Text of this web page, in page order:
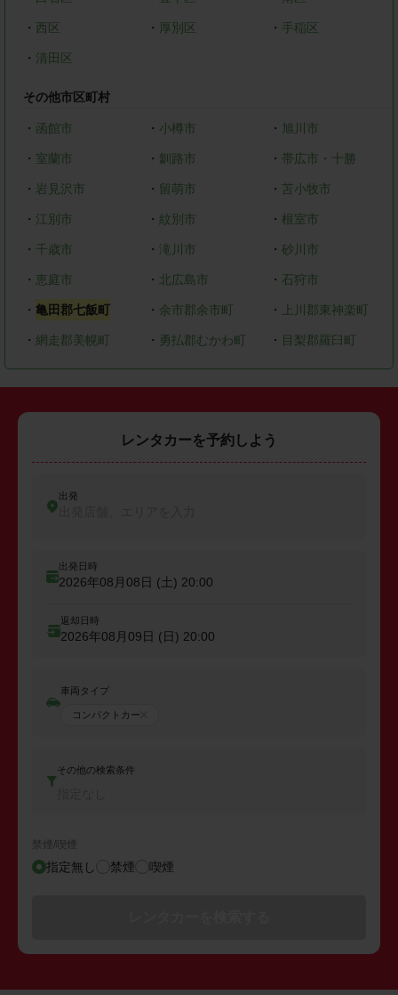
・ 西区 ・ 厚別区 ・ 手稲区
・ 清田区
その他市区町村
・ 函館市 ・ 小樽市 ・ 旭川市
・ 室蘭市 ・ 釧路市 ・ 帯広市・十勝
・ 岩見沢市 ・ 留萌市 ・苫小牧市
・ 江別市 ・ 紋別市 ・ 根室市
・ 千歳市 ・ 滝川市 ・砂川市
・ 恵庭市 ・ 北広島市 ・ 石狩市
・ 亀田郡七飯町 ・ 余市郡余市町 ・ 上川郡東神楽町
・ 網走郡美幌町 ・ 勇払郡むかわ町 ・ 目梨郡羅臼町
レンタカーを予約しよう
出発
出発日時
2026年08月08日 (土) 20:00
返却日時
2026年08月09日 (日) 20:00
車両タイプ
コンパクトカー
その他の検索条件
禁煙/喫煙
指定無し 禁煙 喫煙